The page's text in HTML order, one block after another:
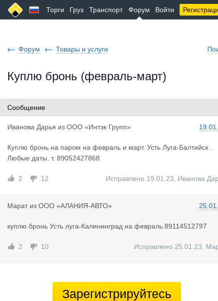
Торги Груз Транспорт Форум Войти
Форум Товары и услуги
Куплю бронь (февраль-март)
Сообщение
Иванова Дарья из ООО «Интэк Групп»
Куплю бронь на паром на февраль и март. Усть Луга-Балтийск .
Любые даты. т. 89052427868
2 12 Исправлено 19.01.23 Иванова
Марат из ООО «АЛАНИЯ-АВТО»
куплю бронь Усть луга-Калининград на февраль.89114512797
2 10 Исправлено 25.01.23
Зарегистрируйтесь